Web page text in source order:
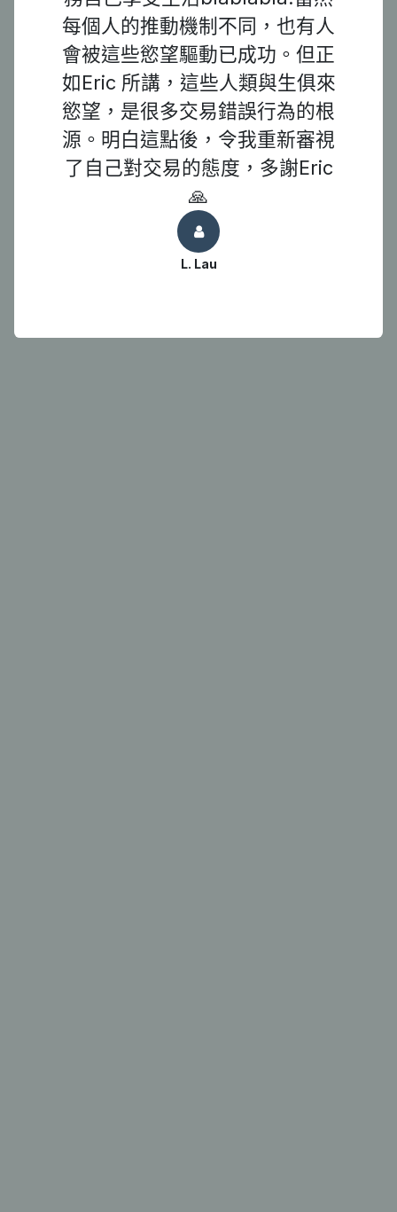
每個人的推動機制不同，也有人
會被這些慾望驅動已成功。但正
如Eric 所講，這些人類與生俱來
慾望，是很多交易錯誤行為的根
源。明白這點後，令我重新審視
了自己對交易的態度，多謝Eric
🙏
L. Lau